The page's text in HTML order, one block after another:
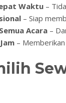
Waktu –
– Siap
Acara –
–